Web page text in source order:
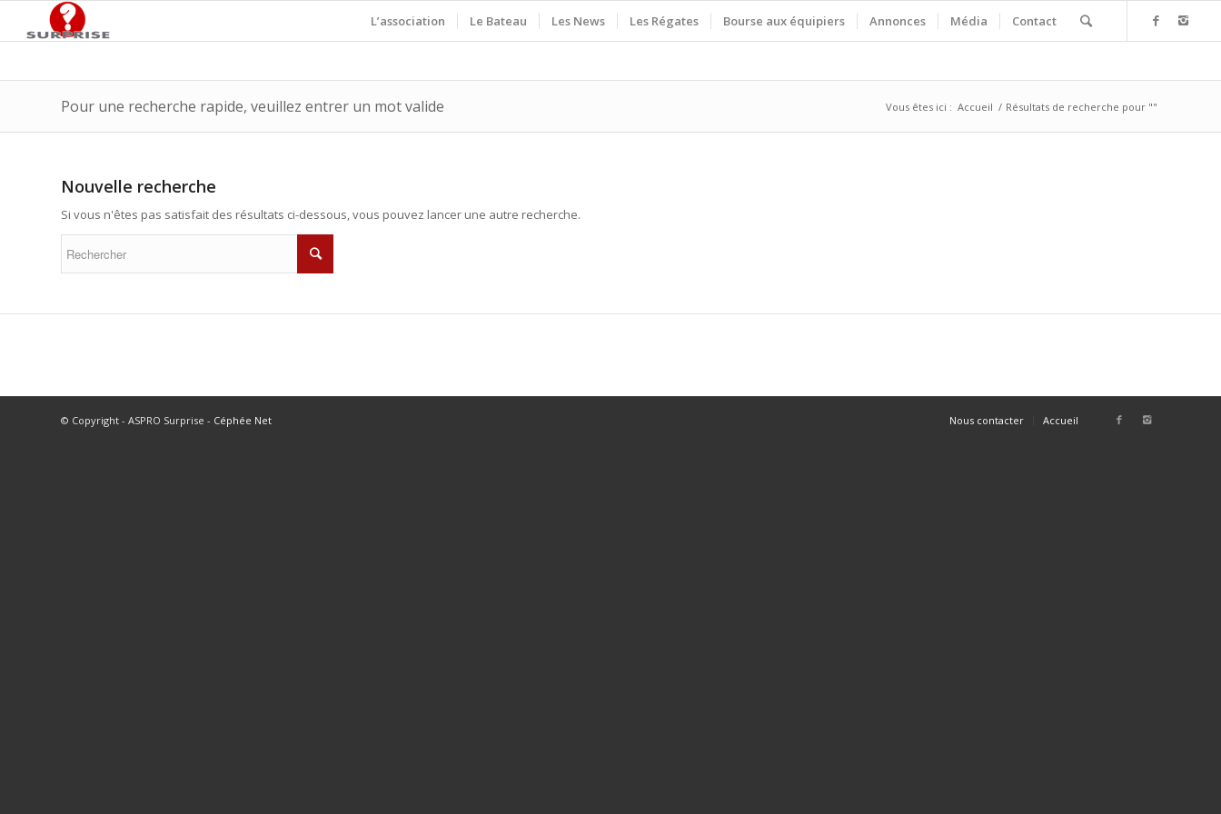
L’association Le Bateau Les News Les Régates Bourse aux équipiers Annonces Média Contact
Pour une recherche rapide, veuillez entrer un mot valide Vous êtes ici : Accueil / Résultats de recherche pour ""
Nouvelle recherche
Si vous n'êtes pas satisfait des résultats ci-dessous, vous pouvez lancer une autre recherche.
© Copyright - ASPRO Surprise - Céphée Net Nous contacter Accueil